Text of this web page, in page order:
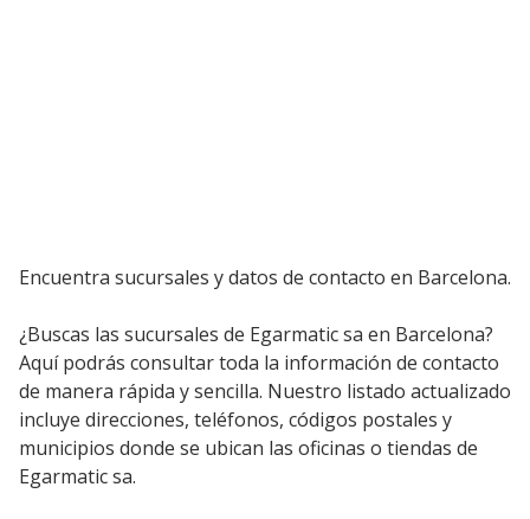
Encuentra sucursales y datos de contacto en Barcelona.
¿Buscas las sucursales de Egarmatic sa en Barcelona?
Aquí podrás consultar toda la información de contacto
de manera rápida y sencilla. Nuestro listado actualizado
incluye direcciones, teléfonos, códigos postales y
municipios donde se ubican las oficinas o tiendas de
Egarmatic sa.